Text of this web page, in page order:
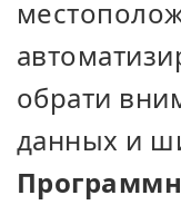
обрати
данных и